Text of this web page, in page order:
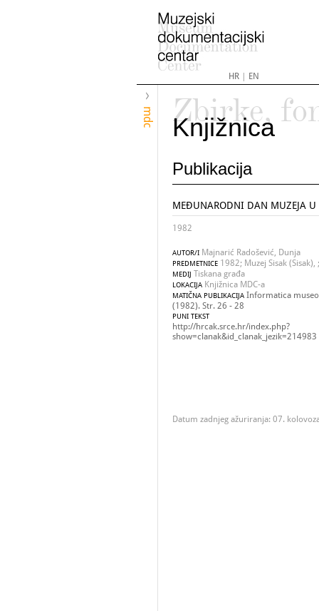
HR| EN
mdc
Zbirke,
Knjižnica
Publikacija
MEĐUNARODNI DAN MUZEJA U
1982
AUTOR/I Majnarić Radošević, Dunja
PREDMETNICE 1982; Muzej Sisak
MEDIJ Tiskana građa
LOKACIJA Knjižnica MDC-a
MATIČNA PUBLIKACIJA Informatica
(1982). Str. 26 - 28
PUNI TEKST
http://hrcak.srce.hr/index.php?
show=clanak&id_clanak_jezik=214983
Datum zadnjeg ažuriranja: 07.